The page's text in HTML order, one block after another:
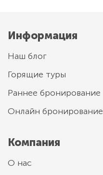
Информация
Наш блог
Горящие туры
Раннее бронирование
Онлайн бронирование
Компания
О нас